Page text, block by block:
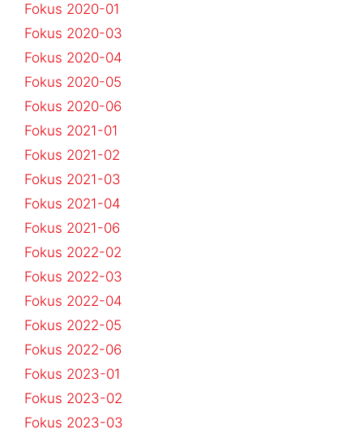
Fokus 2020-01
Fokus 2020-03
Fokus 2020-04
Fokus 2020-05
Fokus 2020-06
Fokus 2021-01
Fokus 2021-02
Fokus 2021-03
Fokus 2021-04
Fokus 2021-06
Fokus 2022-02
Fokus 2022-03
Fokus 2022-04
Fokus 2022-05
Fokus 2022-06
Fokus 2023-01
Fokus 2023-02
Fokus 2023-03